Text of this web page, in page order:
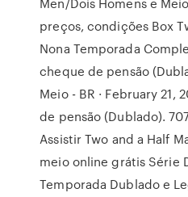
preços, condições Box
Nona Temporada
cheque de pensão
Meio - BR · February 21,
de pensão (Dublado).
Assistir Two and a Half
meio online grátis Série
Temporada Dublado e